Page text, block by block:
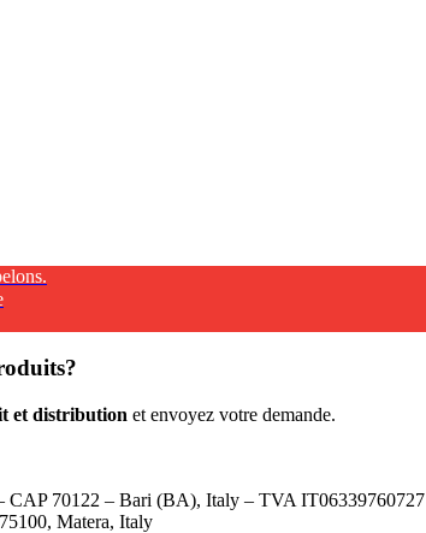
et distribution et envoyez votre demande.
CAP 70122 – Bari (BA), Italy – TVA IT06339760727
Matera, Italy